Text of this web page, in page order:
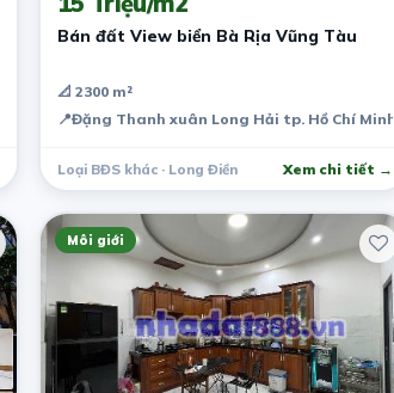
Bán đất View biển Bà Rịa Vũng Tàu
📐 2300 m²
📍Đặng Thanh xuân Long Hải tp. Hồ Chí Minh
Loại BĐS khác · Long Điền Xem chi tiết →
Môi giới